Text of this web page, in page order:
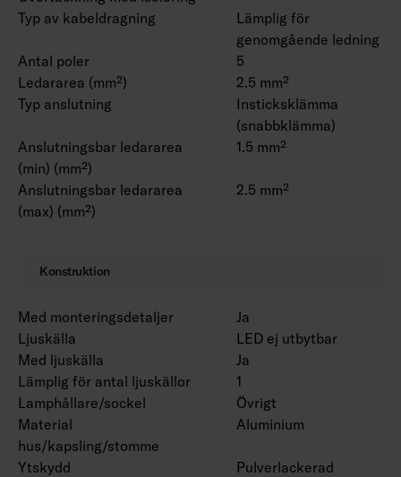
Typ av kabeldragning
Lämplig för
genomgående ledning
Antal poler
5
Ledararea (mm²)
2.5 mm²
Typ anslutning
Insticksklämma
(snabbklämma)
Anslutningsbar ledararea
(min) (mm²)
1.5 mm²
Anslutningsbar ledararea
(max) (mm²)
2.5 mm²
Konstruktion
Med monteringsdetaljer
Ja
Ljuskälla
LED ej utbytbar
Med ljuskälla
Ja
Lämplig för antal ljuskällor
1
Lamphållare/sockel
Övrigt
Material
hus/kapsling/stomme
Aluminium
Ytskydd
Pulverlackerad